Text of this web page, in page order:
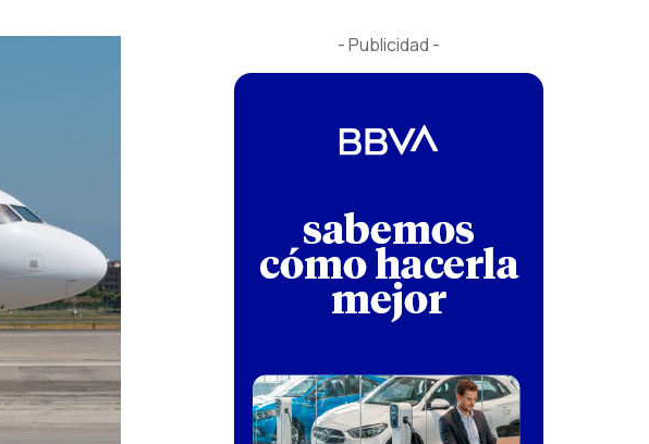
- Publicidad -